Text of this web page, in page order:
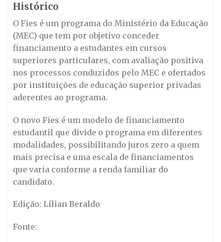
Histórico
O Fies é um programa do Ministério da Educação
(MEC) que tem por objetivo conceder
financiamento a estudantes em cursos
superiores particulares, com avaliação positiva
nos processos conduzidos pelo MEC e ofertados
por instituições de educação superior privadas
aderentes ao programa.
O novo Fies é um modelo de financiamento
estudantil que divide o programa em diferentes
modalidades, possibilitando juros zero a quem
mais precisa e uma escala de financiamentos
que varia conforme a renda familiar do
candidato.
Edição: Lílian Beraldo
Fonte: